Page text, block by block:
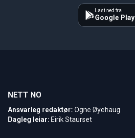
Last ned fra
Google Play
NETT NO
Ansvarleg redaktør: Ogne Øyehaug
Dagleg leiar: Eirik Staurset